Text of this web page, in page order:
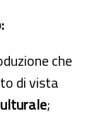
che
di vista
;